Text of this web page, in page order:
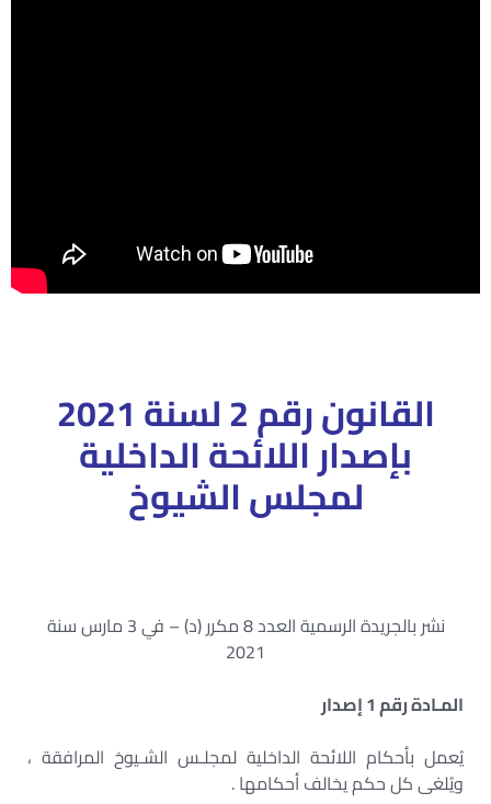
القانون رقم 2 لسنة 2021
بإصدار اللائحة الداخلية
لمجلس الشيوخ
نشر بالجريدة الرسمية العدد 8 مكرر (د) – في 3 مارس سنة
2021
المـادة رقم 1 إصدار
يُعمل بأحكام اللائحة الداخلية لمجلـس الشـيوخ المرافقة ،
ويُلغى كل حكم يخالف أحكامها .